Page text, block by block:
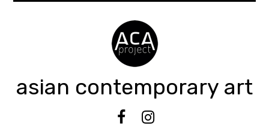
asian contemporary art
F
I